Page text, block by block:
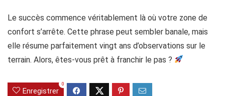
Le succès commence véritablement là où votre zone de
confort s’arrête. Cette phrase peut sembler banale, mais
elle résume parfaitement vingt ans d’observations sur le
terrain. Alors, êtes-vous prêt à franchir le pas ?
Enregistrer
0